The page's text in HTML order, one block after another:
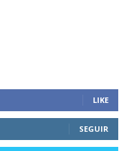
LIKE
SEGUIR